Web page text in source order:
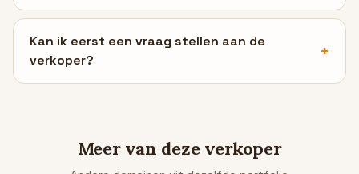
Kan ik eerst een vraag stellen aan de
verkoper?
Meer van deze verkoper